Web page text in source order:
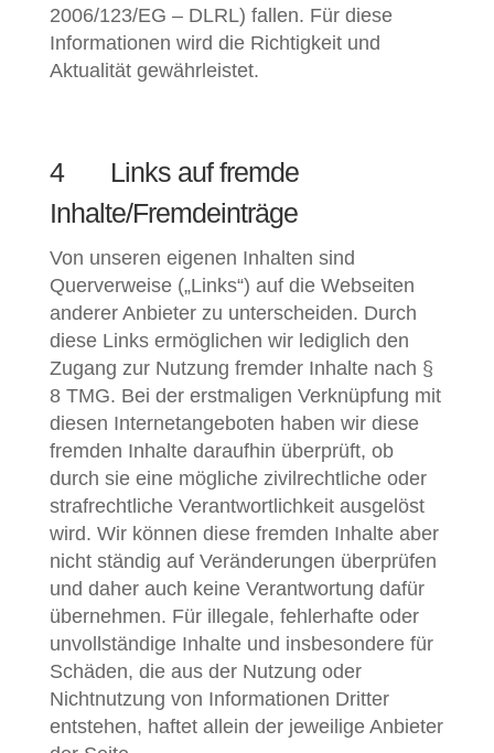
2006/123/EG – DLRL) fallen. Für diese
Informationen wird die Richtigkeit und
Aktualität gewährleistet.
4 Links auf fremde
Inhalte/Fremdeinträge
Von unseren eigenen Inhalten sind
Querverweise („Links“) auf die Webseiten
anderer Anbieter zu unterscheiden. Durch
diese Links ermöglichen wir lediglich den
Zugang zur Nutzung fremder Inhalte nach §
8 TMG. Bei der erstmaligen Verknüpfung mit
diesen Internetangeboten haben wir diese
fremden Inhalte daraufhin überprüft, ob
durch sie eine mögliche zivilrechtliche oder
strafrechtliche Verantwortlichkeit ausgelöst
wird. Wir können diese fremden Inhalte aber
nicht ständig auf Veränderungen überprüfen
und daher auch keine Verantwortung dafür
übernehmen. Für illegale, fehlerhafte oder
unvollständige Inhalte und insbesondere für
Schäden, die aus der Nutzung oder
Nichtnutzung von Informationen Dritter
entstehen, haftet allein der jeweilige Anbieter